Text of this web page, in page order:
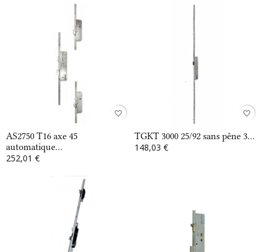
favorite_border
AS2750 T16 axe 45
automatique...
252,01 €
favorite_border
TGKT 3000 25/92 sans pêne 3...
148,03 €